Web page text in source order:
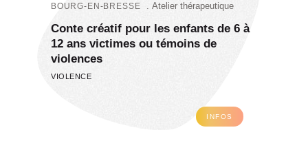
BOURG-EN-BRESSE Atelier thérapeutique
Conte créatif pour les enfants de 6 à
12 ans victimes ou témoins de
violences
VIOLENCE
INFOS